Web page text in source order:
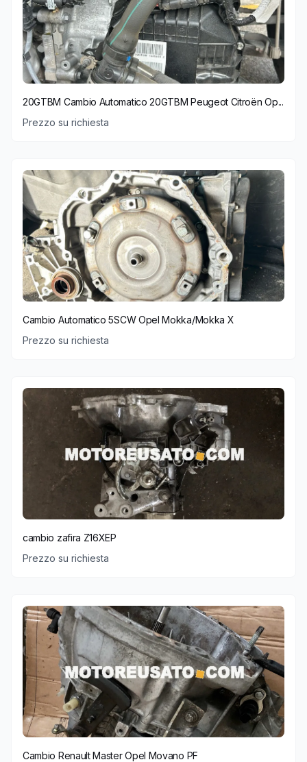
20GTBM Cambio Automatico 20GTBM Peugeot Citroën Op...
Prezzo su richiesta
Cambio Automatico 5SCW Opel Mokka/Mokka X
Prezzo su richiesta
cambio zafira Z16XEP
Prezzo su richiesta
Cambio Renault Master Opel Movano PF